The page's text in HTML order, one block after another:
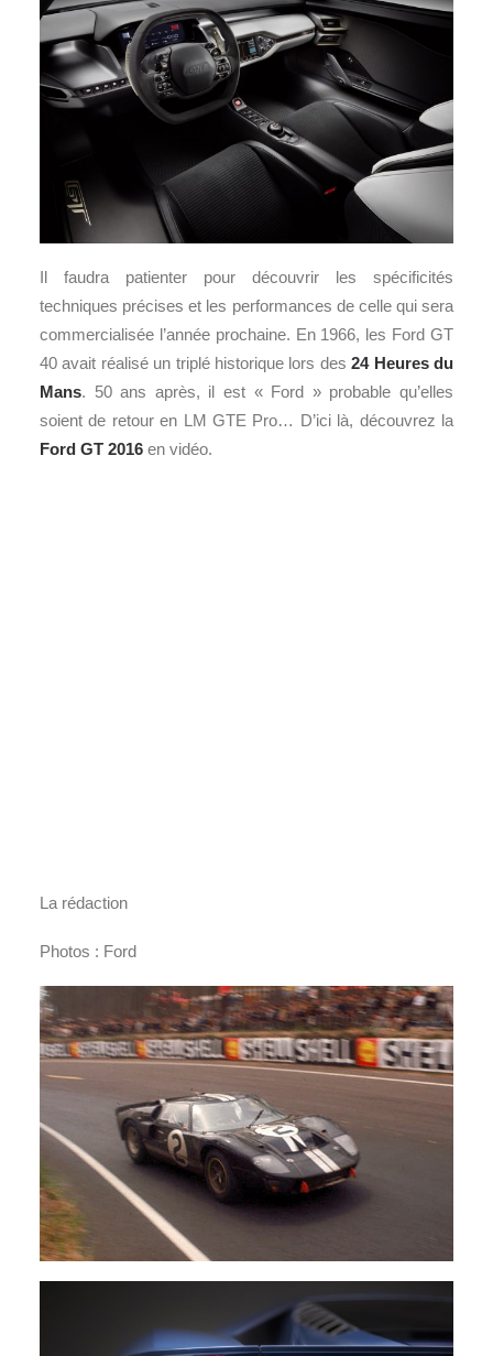
Il faudra patienter pour découvrir les spécificités
techniques précises et les performances de celle qui sera
commercialisée l’année prochaine. En 1966, les Ford GT
40 avait réalisé un triplé historique lors des24 Heures du
Mans. 50 ans après, il est « Ford » probable qu’elles
soient de retour en LM GTE Pro… D’ici là, découvrez la
Ford GT 2016 en vidéo.
La rédaction
Photos : Ford